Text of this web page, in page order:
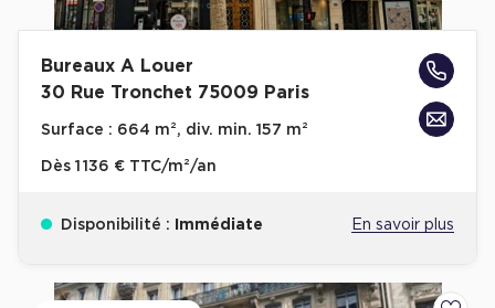
Bureaux A Louer
30 Rue Tronchet 75009 Paris
Surface : 664 m², div. min. 157 m²
Dès 1 136 € TTC/m²/an
Disponibilité : Immédiate En savoir plus